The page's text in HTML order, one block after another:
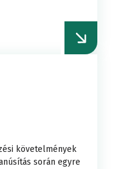
követelmények
során egyre